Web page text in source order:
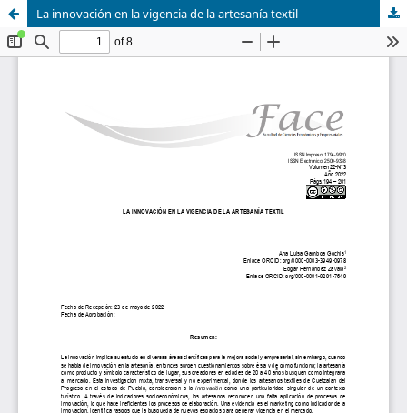
La innovación en la vigencia de la artesanía textil